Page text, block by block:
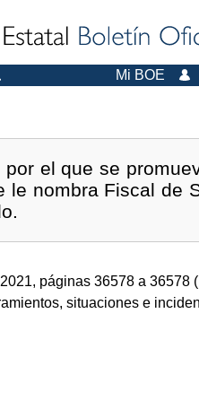
Mi BOE
el que se
le nombra Fiscal de
páginas 36578 a 36578
situaciones e